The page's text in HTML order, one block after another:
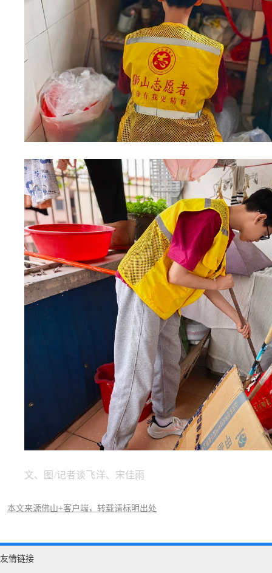
文、图/记者谈飞洋、宋佳雨
本文来源佛山+客户端，转载请标明出处
友情链接